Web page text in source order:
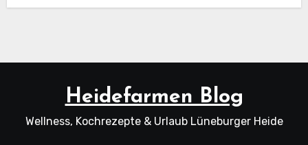
Heidefarmen Blog
Wellness, Kochrezepte & Urlaub Lüneburger Heide